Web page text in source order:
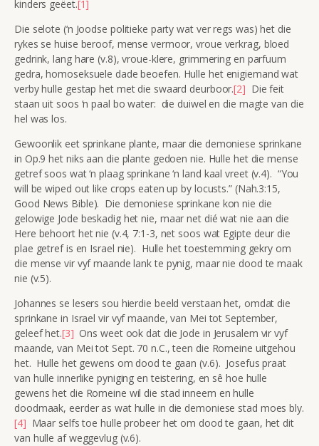
kinders geëet.[1]
Die selote (‘n Joodse politieke party wat ver regs was) het die
rykes se huise beroof, mense vermoor, vroue verkrag, bloed
gedrink, lang hare (v.8), vroue-klere, grimmering en parfuum
gedra, homoseksuele dade beoefen. Hulle het enigiemand wat
verby hulle gestap het met die swaard deurboor.[2] Die feit
staan uit soos ‘n paal bo water: die duiwel en die magte van die
hel was los.
Gewoonlik eet sprinkane plante, maar die demoniese sprinkane
in Op.9 het niks aan die plante gedoen nie. Hulle het die mense
getref soos wat ‘n plaag sprinkane ‘n land kaal vreet (v.4). “You
will be wiped out like crops eaten up by locusts.” (Nah.3:15,
Good News Bible). Die demoniese sprinkane kon nie die
gelowige Jode beskadig het nie, maar net dié wat nie aan die
Here behoort het nie (v.4, 7:1-3, net soos wat Egipte deur die
plae getref is en Israel nie). Hulle het toestemming gekry om
die mense vir vyf maande lank te pynig, maar nie dood te maak
nie (v.5).
Johannes se lesers sou hierdie beeld verstaan het, omdat die
sprinkane in Israel vir vyf maande, van Mei tot September,
geleef het.[3] Ons weet ook dat die Jode in Jerusalem vir vyf
maande, van Mei tot Sept. 70 n.C., teen die Romeine uitgehou
het. Hulle het gewens om dood te gaan (v.6). Josefus praat
van hulle innerlike pyniging en teistering, en sê hoe hulle
gewens het die Romeine wil die stad inneem en hulle
doodmaak, eerder as wat hulle in die demoniese stad moes bly.
[4] Maar selfs toe hulle probeer het om dood te gaan, het dit
van hulle af weggevlug (v.6).